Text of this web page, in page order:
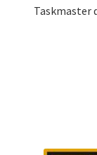
Taskmaster